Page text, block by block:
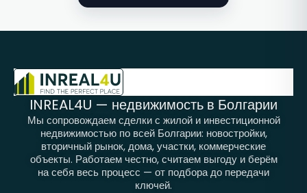
INREAL4U — недвижимость в Болгарии
Мы сопровождаем сделки с жилой и инвестиционной
недвижимостью по всей Болгарии: новостройки,
вторичный рынок, дома, участки, коммерческие
объекты. Работаем честно, считаем выгоду и берём
на себя весь процесс — от подбора до передачи
ключей.